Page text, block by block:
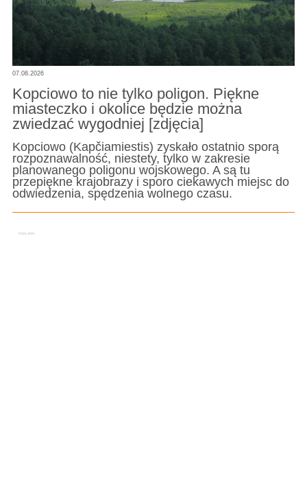
07.08.2026
Kopciowo to nie tylko poligon. Piękne
miasteczko i okolice będzie można
zwiedzać wygodniej [zdjęcia]
Kopciowo (Kapčiamiestis) zyskało ostatnio sporą
rozpoznawalność, niestety, tylko w zakresie
planowanego poligonu wojskowego. A są tu
przepiękne krajobrazy i sporo ciekawych miejsc do
odwiedzenia, spędzenia wolnego czasu.